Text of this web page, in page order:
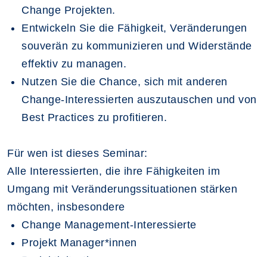
Change Projekten.
Entwickeln Sie die Fähigkeit, Veränderungen
souverän zu kommunizieren und Widerstände
effektiv zu managen.
Nutzen Sie die Chance, sich mit anderen
Change-Interessierten auszutauschen und von
Best Practices zu profitieren.
Für wen ist dieses Seminar:
Alle Interessierten, die ihre Fähigkeiten im
Umgang mit Veränderungssituationen stärken
möchten, insbesondere
Change Management-Interessierte​
Projekt Manager*innen​